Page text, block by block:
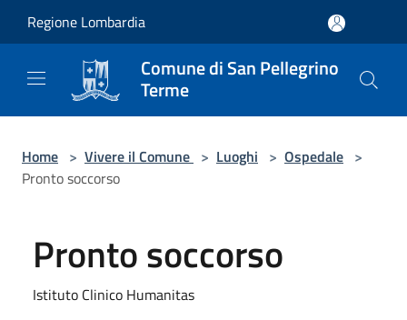
Regione Lombardia
Comune di San Pellegrino
Terme
Home > Vivere il Comune > Luoghi > Ospedale >
Pronto soccorso
Pronto soccorso
Istituto Clinico Humanitas